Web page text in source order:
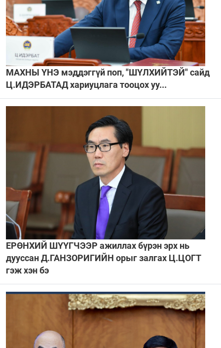
МАХНЫ ҮНЭ мэддэггүй поп, "ШҮЛХИЙТЭЙ" сайд
Ц.ИДЭРБАТАД хариуцлага тооцох уу...
ЕРӨНХИЙ ШҮҮГЧЭЭР ажиллах бүрэн эрх нь
дууссан Д.ГАНЗОРИГИЙН орыг залгах Ц.ЦОГТ
гэж хэн бэ